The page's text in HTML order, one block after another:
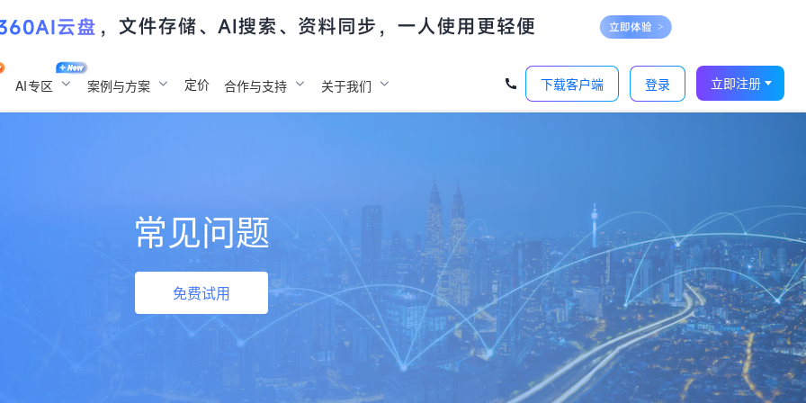
AI专区 案例与方案 定价 合作与支持 关于我们 下载客户端 登录 立即注册
常见问题
免费试用